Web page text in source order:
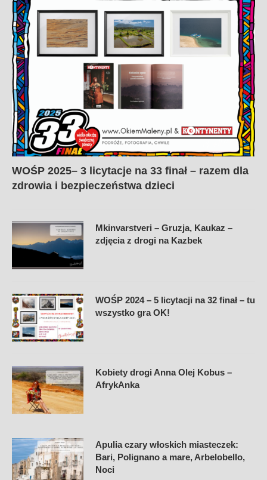
WOŚP 2025– 3 licytacje na 33 finał – razem dla
zdrowia i bezpieczeństwa dzieci
Mkinvarstveri – Gruzja, Kaukaz –
zdjęcia z drogi na Kazbek
WOŚP 2024 – 5 licytacji na 32 finał – tu
wszystko gra OK!
Kobiety drogi Anna Olej Kobus –
AfrykAnka
Apulia czary włoskich miasteczek:
Bari, Polignano a mare, Arbelobello,
Noci